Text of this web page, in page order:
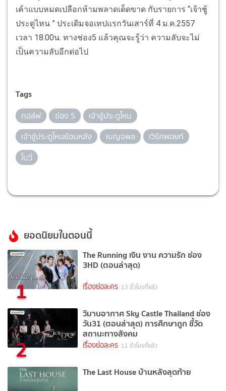
เค้าแบบหมดเปลือกห้ามพลาดเด็ดขาด กับรายการ “เจ้าชู้
ประตูไหน ” ประเดิมจอเทปแรกวันเสาร์ที่ 4 ม.ค.2557
เวลา 18.00น. ทางช่อง5 แล้วคุณจะรู้ว่า ความลับจะไม่
เป็นความลับอีกต่อไป
Tags
กอล์ฟ ช่อง 5
เจ้าชู้ประตูไหน
เจ้าชู้ประตูไหนย้อนหลัง
เบญจพล
เวิร์คพอยท์
โบวี่
ยอดนิยมในตอนนี้
1
The Running เงิน งาน ความรัก ช่อง
3HD (ตอนล่าสุด)
เรื่องย่อละคร 13 ชั่วโมงที่แล้ว
2
วิมานอากาศ Sky Castle Thailand ช่อง
วัน31 (ตอนล่าสุด) การศึกษาถูก ชี้วัด
สถานะทางสังคม
เรื่องย่อละคร 11 ชั่วโมงที่แล้ว
The Last House บ้านหลังสุดท้าย